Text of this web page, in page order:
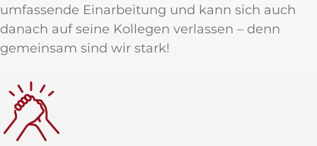
umfassende Einarbeitung und kann sich auch
danach auf seine Kollegen verlassen – denn
gemeinsam sind wir stark!